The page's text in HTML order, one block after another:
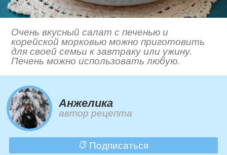
Очень вкусный салат с печенью и
корейской морковью можно приготовить
для своей семьи к завтраку или ужину.
Печень можно использовать любую.
Анжелика
автор рецепта
Подписаться